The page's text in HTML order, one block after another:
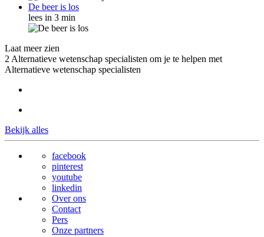
De beer is los
lees in 3 min
Laat meer zien
2 Alternatieve wetenschap specialisten om je te helpen met
Alternatieve wetenschap specialisten
Bekijk alles
facebook
pinterest
youtube
linkedin
Over ons
Contact
Pers
Onze partners